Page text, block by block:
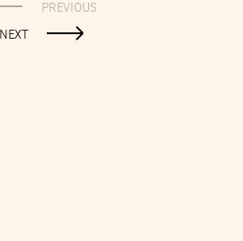
PREVIOUS
NEXT